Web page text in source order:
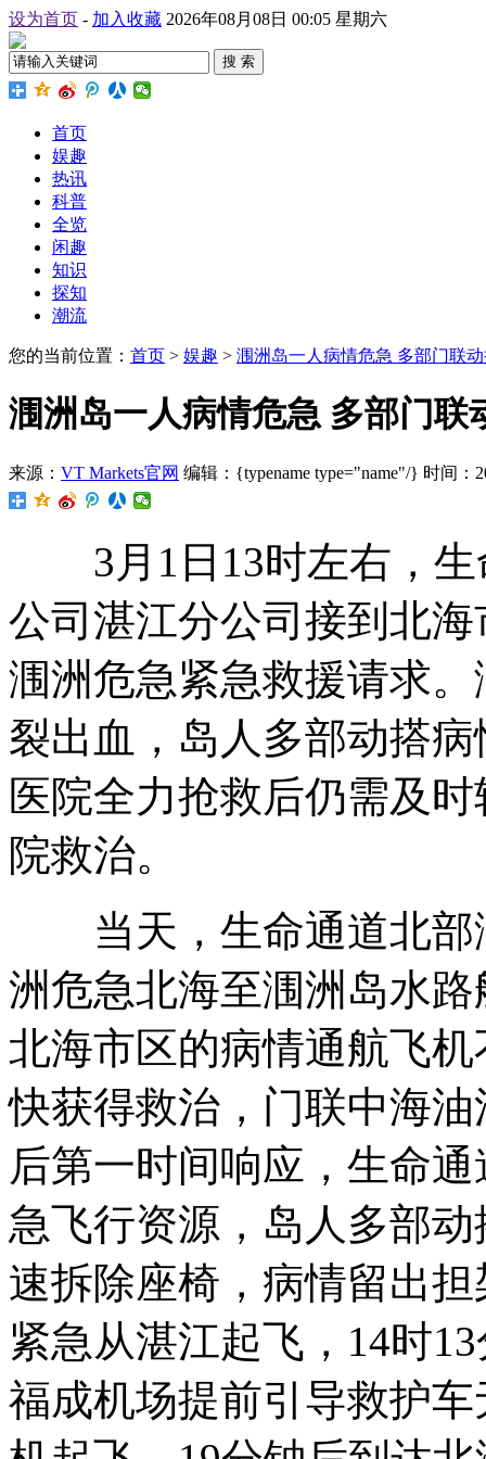
设为首页 - 加入收藏 2026年08月08日 00:05 星期六
搜 索
首页
娱趣
热讯
科普
全览
闲趣
知识
探知
潮流
您的当前位置： 首页 > 娱趣 > 涠洲岛一人病情危急 多部门联
涠洲岛一人病情危急 多部门联
来源： VT Markets官网 编辑：{typename type="name"/} 时间：
3月1日13时左右，生
公司湛江分公司接到北
涠洲危急紧急救援请求
裂出血，岛人多部动搭病
医院全力抢救后仍需及
院救治。
当天，生命通道北部
洲危急北海至涠洲岛水
北海市区的病情通航飞
快获得救治，门联中海
后第一时间响应，生命
急飞行资源，岛人多部
速拆除座椅，病情留出
紧急从湛江起飞，14时
福成机场提前引导救护